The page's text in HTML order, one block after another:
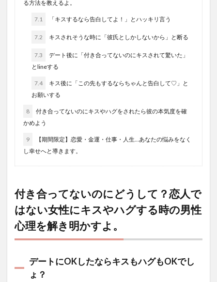
る方法を教えるよ。
7.1 「キスするなら告白してよ！」とハッキリ言う
7.2 キスされそうな時に「彼氏としかしないから」と断る
7.3
デート後に「付き合ってないのにキスされて驚いた」
とlineする
7.4
キス後に「この先もするならちゃんと告白して♡」と
お願いする
8
付き合ってないのにキスやハグをされたら彼の本気度を確
かめよう
9
【期間限定】恋愛・金運・仕事・人生…あなたの悩みをなく
し幸せへと導きます。
付き合ってないのにどうして？恋人で
はない女性にキスやハグする時の男性
心理を解き明かすよ。
デートにOKしたならキスもハグもOKでし
ょ？